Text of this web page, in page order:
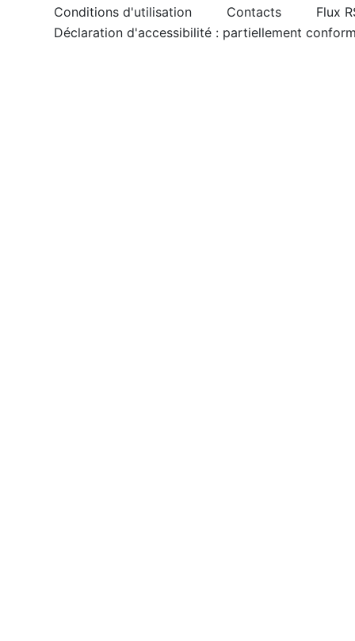
Conditions d'utilisation Contacts
Flux
Déclaration d'accessibilité : partiellement